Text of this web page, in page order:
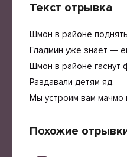
Текст отрывка
Шмон в районе
Гладмин уже знает —
Шмон в районе гаснут
Раздавали детям яд.
Мы устроим вам мачмо
Похожие